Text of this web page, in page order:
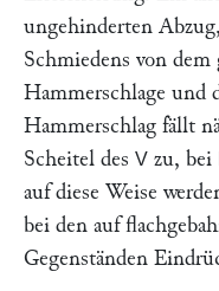
ungehinderten
Schmiedens von
Hammerschlage und
Hammerschlag fällt
Scheitel des V zu, bei
auf diese Weise
bei den auf
Gegenständen